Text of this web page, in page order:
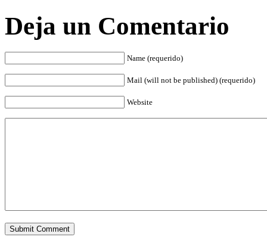
Deja un Comentario
Name (requerido)
Mail (will not be published) (requerido)
Website